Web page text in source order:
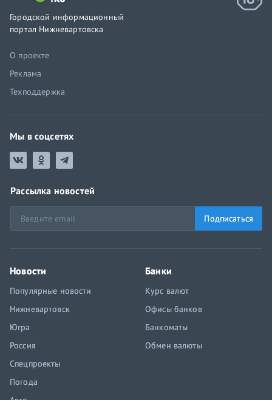
Городской информационный
портал Нижневартовска
О проекте
Реклама
Техподдержка
Мы в соцсетях
Рассылка новостей
Подписаться
Новости
Популярные новости
Нижневартовск
Югра
Россия
Спецпроекты
Погода
Банки
Курс валют
Офисы банков
Банкоматы
Обмен валюты